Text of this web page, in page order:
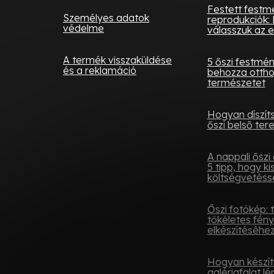
Személyes adatok
védelme
A termék visszaküldése
és a reklamáció
Festett
reprodukciók:
válasszuk az
5 őszi
behozza
természetet
Hogyan
őszi belső
A nappali
5 tipp, hogy kis
Őszi fotókép:
tökéletes
elkészítéséhez
Hogyan